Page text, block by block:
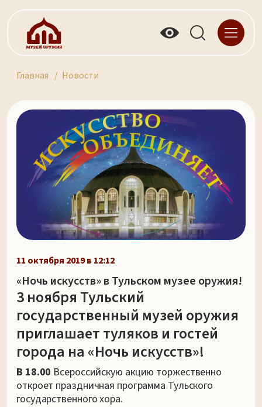
Главная Новости
11 октября 2019 в 12:12
«Ночь искусств» в Тульском музее оружия!
3 ноября Тульский
государственный музей оружия
приглашает туляков и гостей
города на «Ночь искусств»!
В 18.00 Всероссийскую акцию торжественно
откроет праздничная программа Тульского
государственного хора.